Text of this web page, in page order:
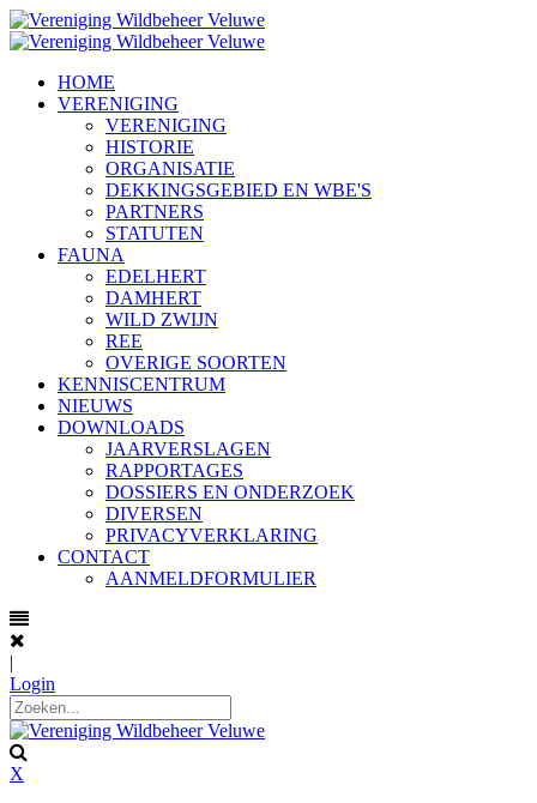
HOME
VERENIGING
VERENIGING
HISTORIE
ORGANISATIE
DEKKINGSGEBIED EN WBE'S
PARTNERS
STATUTEN
FAUNA
EDELHERT
DAMHERT
WILD ZWIJN
REE
OVERIGE SOORTEN
KENNISCENTRUM
NIEUWS
DOWNLOADS
JAARVERSLAGEN
RAPPORTAGES
DOSSIERS EN ONDERZOEK
DIVERSEN
PRIVACYVERKLARING
CONTACT
AANMELDFORMULIER
|
Login
X